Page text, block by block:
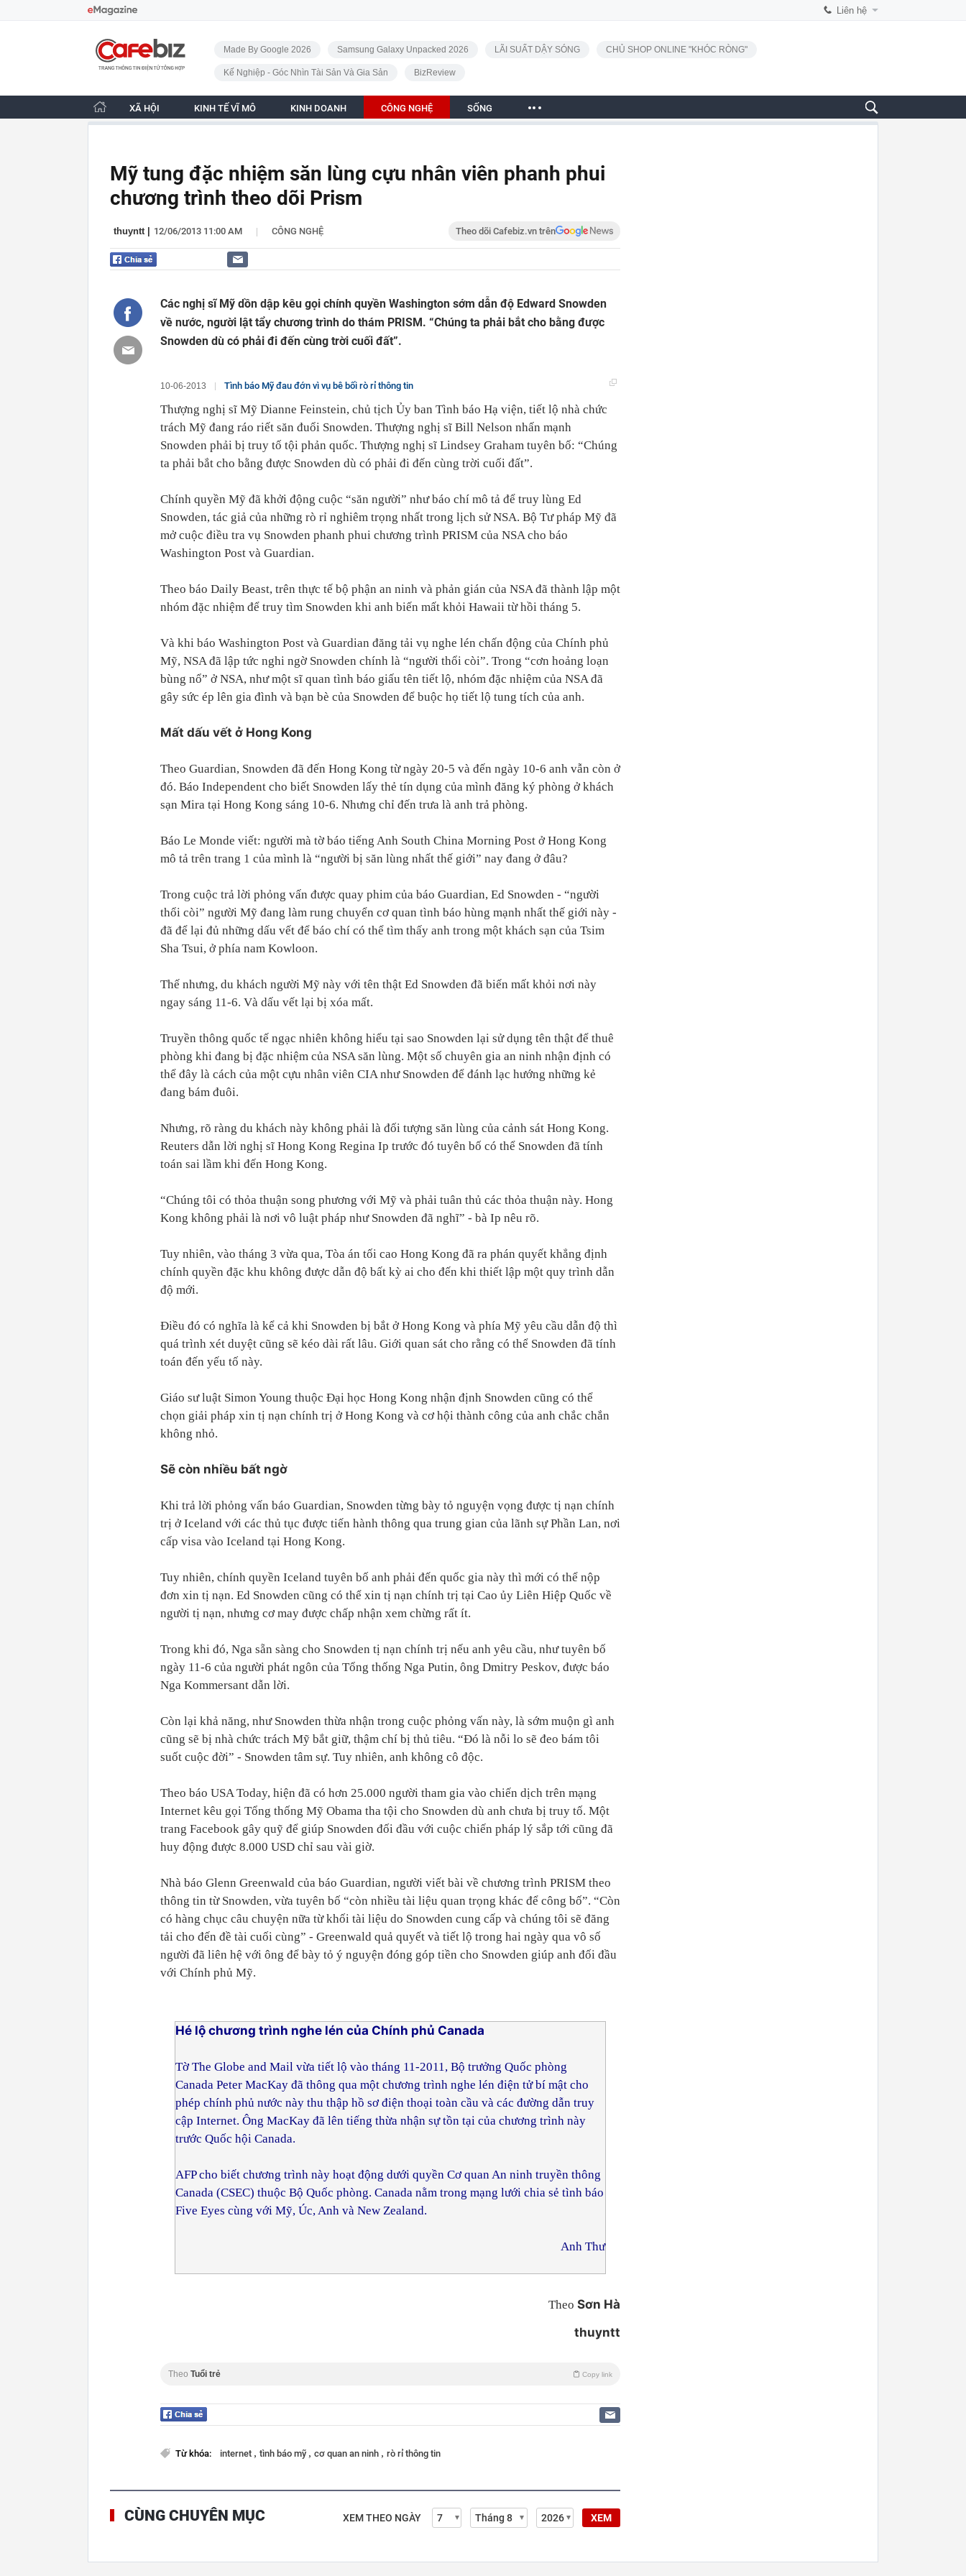
Liên hệ
CafeBiz - Trang chủ
Made By Google 2026 Samsung Galaxy Unpacked 2026 LÃI SUẤT DẬY SÓNG CHỦ SHOP ONLINE "KHÓC RÒNG"
Kế Nghiệp - Góc Nhìn Tài Sản Và Gia Sản BizReview
XÃ HỘI KINH TẾ VĨ MÔ KINH DOANH CÔNG NGHỆ SỐNG
Mỹ tung đặc nhiệm săn lùng cựu nhân viên phanh phui
chương trình theo dõi Prism
thuyntt| 12/06/2013 11:00 AM | CÔNG NGHỆ Theo dõi Cafebiz.vn trên
Các nghị sĩ Mỹ dồn dập kêu gọi chính quyền Washington sớm dẫn độ Edward Snowden
về nước, người lật tẩy chương trình do thám PRISM. “Chúng ta phải bắt cho bằng được
Snowden dù có phải đi đến cùng trời cuối đất”.
10-06-2013 Tình báo Mỹ đau đớn vì vụ bê bối rò rỉ thông tin
Thượng nghị sĩ Mỹ Dianne Feinstein, chủ tịch Ủy ban Tình báo Hạ viện, tiết lộ nhà chức
trách Mỹ đang ráo riết săn đuổi Snowden. Thượng nghị sĩ Bill Nelson nhấn mạnh
Snowden phải bị truy tố tội phản quốc. Thượng nghị sĩ Lindsey Graham tuyên bố: “Chúng
ta phải bắt cho bằng được Snowden dù có phải đi đến cùng trời cuối đất”.
Chính quyền Mỹ đã khởi động cuộc “săn người” như báo chí mô tả để truy lùng Ed
Snowden, tác giả của những rò rỉ nghiêm trọng nhất trong lịch sử NSA. Bộ Tư pháp Mỹ đã
mở cuộc điều tra vụ Snowden phanh phui chương trình PRISM của NSA cho báo
Washington Post và Guardian.
Theo báo Daily Beast, trên thực tế bộ phận an ninh và phản gián của NSA đã thành lập một
nhóm đặc nhiệm để truy tìm Snowden khi anh biến mất khỏi Hawaii từ hồi tháng 5.
Và khi báo Washington Post và Guardian đăng tải vụ nghe lén chấn động của Chính phủ
Mỹ, NSA đã lập tức nghi ngờ Snowden chính là “người thổi còi”. Trong “cơn hoảng loạn
bùng nổ” ở NSA, như một sĩ quan tình báo giấu tên tiết lộ, nhóm đặc nhiệm của NSA đã
gây sức ép lên gia đình và bạn bè của Snowden để buộc họ tiết lộ tung tích của anh.
Mất dấu vết ở Hong Kong
Theo Guardian, Snowden đã đến Hong Kong từ ngày 20-5 và đến ngày 10-6 anh vẫn còn ở
đó. Báo Independent cho biết Snowden lấy thẻ tín dụng của mình đăng ký phòng ở khách
sạn Mira tại Hong Kong sáng 10-6. Nhưng chỉ đến trưa là anh trả phòng.
Báo Le Monde viết: người mà tờ báo tiếng Anh South China Morning Post ở Hong Kong
mô tả trên trang 1 của mình là “người bị săn lùng nhất thế giới” nay đang ở đâu?
Trong cuộc trả lời phỏng vấn được quay phim của báo Guardian, Ed Snowden - “người
thổi còi” người Mỹ đang làm rung chuyển cơ quan tình báo hùng mạnh nhất thế giới này -
đã để lại đủ những dấu vết để báo chí có thể tìm thấy anh trong một khách sạn của Tsim
Sha Tsui, ở phía nam Kowloon.
Thế nhưng, du khách người Mỹ này với tên thật Ed Snowden đã biến mất khỏi nơi này
ngay sáng 11-6. Và dấu vết lại bị xóa mất.
Truyền thông quốc tế ngạc nhiên không hiểu tại sao Snowden lại sử dụng tên thật để thuê
phòng khi đang bị đặc nhiệm của NSA săn lùng. Một số chuyên gia an ninh nhận định có
thể đây là cách của một cựu nhân viên CIA như Snowden để đánh lạc hướng những kẻ
đang bám đuôi.
Nhưng, rõ ràng du khách này không phải là đối tượng săn lùng của cảnh sát Hong Kong.
Reuters dẫn lời nghị sĩ Hong Kong Regina Ip trước đó tuyên bố có thể Snowden đã tính
toán sai lầm khi đến Hong Kong.
“Chúng tôi có thỏa thuận song phương với Mỹ và phải tuân thủ các thỏa thuận này. Hong
Kong không phải là nơi vô luật pháp như Snowden đã nghĩ” - bà Ip nêu rõ.
Tuy nhiên, vào tháng 3 vừa qua, Tòa án tối cao Hong Kong đã ra phán quyết khẳng định
chính quyền đặc khu không được dẫn độ bất kỳ ai cho đến khi thiết lập một quy trình dẫn
độ mới.
Điều đó có nghĩa là kể cả khi Snowden bị bắt ở Hong Kong và phía Mỹ yêu cầu dẫn độ thì
quá trình xét duyệt cũng sẽ kéo dài rất lâu. Giới quan sát cho rằng có thể Snowden đã tính
toán đến yếu tố này.
Giáo sư luật Simon Young thuộc Đại học Hong Kong nhận định Snowden cũng có thể
chọn giải pháp xin tị nạn chính trị ở Hong Kong và cơ hội thành công của anh chắc chắn
không nhỏ.
Sẽ còn nhiều bất ngờ
Khi trả lời phỏng vấn báo Guardian, Snowden từng bày tỏ nguyện vọng được tị nạn chính
trị ở Iceland với các thủ tục được tiến hành thông qua trung gian của lãnh sự Phần Lan, nơi
cấp visa vào Iceland tại Hong Kong.
Tuy nhiên, chính quyền Iceland tuyên bố anh phải đến quốc gia này thì mới có thể nộp
đơn xin tị nạn. Ed Snowden cũng có thể xin tị nạn chính trị tại Cao ủy Liên Hiệp Quốc về
người tị nạn, nhưng cơ may được chấp nhận xem chừng rất ít.
Trong khi đó, Nga sẵn sàng cho Snowden tị nạn chính trị nếu anh yêu cầu, như tuyên bố
ngày 11-6 của người phát ngôn của Tổng thống Nga Putin, ông Dmitry Peskov, được báo
Nga Kommersant dẫn lời.
Còn lại khả năng, như Snowden thừa nhận trong cuộc phỏng vấn này, là sớm muộn gì anh
cũng sẽ bị nhà chức trách Mỹ bắt giữ, thậm chí bị thủ tiêu. “Đó là nỗi lo sẽ đeo bám tôi
suốt cuộc đời” - Snowden tâm sự. Tuy nhiên, anh không cô độc.
Theo báo USA Today, hiện đã có hơn 25.000 người tham gia vào chiến dịch trên mạng
Internet kêu gọi Tổng thống Mỹ Obama tha tội cho Snowden dù anh chưa bị truy tố. Một
trang Facebook gây quỹ để giúp Snowden đối đầu với cuộc chiến pháp lý sắp tới cũng đã
huy động được 8.000 USD chỉ sau vài giờ.
Nhà báo Glenn Greenwald của báo Guardian, người viết bài về chương trình PRISM theo
thông tin từ Snowden, vừa tuyên bố “còn nhiều tài liệu quan trọng khác để công bố”. “Còn
có hàng chục câu chuyện nữa từ khối tài liệu do Snowden cung cấp và chúng tôi sẽ đăng
tải cho đến đề tài cuối cùng” - Greenwald quả quyết và tiết lộ trong hai ngày qua vô số
người đã liên hệ với ông để bày tỏ ý nguyện đóng góp tiền cho Snowden giúp anh đối đầu
với Chính phủ Mỹ.
Hé lộ chương trình nghe lén của Chính phủ Canada
Tờ The Globe and Mail vừa tiết lộ vào tháng 11-2011, Bộ trưởng Quốc phòng
Canada Peter MacKay đã thông qua một chương trình nghe lén điện tử bí mật cho
phép chính phủ nước này thu thập hồ sơ điện thoại toàn cầu và các đường dẫn truy
cập Internet. Ông MacKay đã lên tiếng thừa nhận sự tồn tại của chương trình này
trước Quốc hội Canada.
AFP cho biết chương trình này hoạt động dưới quyền Cơ quan An ninh truyền thông
Canada (CSEC) thuộc Bộ Quốc phòng. Canada nằm trong mạng lưới chia sẻ tình báo
Five Eyes cùng với Mỹ, Úc, Anh và New Zealand.
Anh Thư
Theo Sơn Hà
thuyntt
Theo Tuổi trẻ Copy link
Từ khóa: internet , tình báo mỹ , cơ quan an ninh , rò rỉ thông tin
CÙNG CHUYÊN MỤC XEM THEO NGÀY XEM